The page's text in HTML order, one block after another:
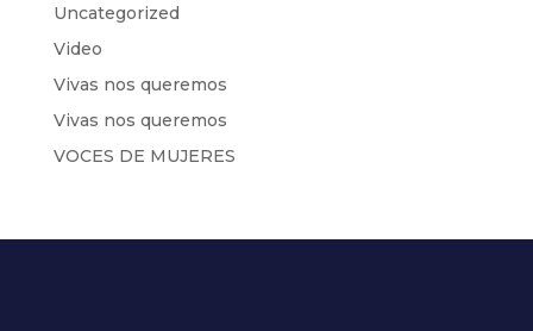
Uncategorized
Video
Vivas nos queremos
Vivas nos queremos
VOCES DE MUJERES